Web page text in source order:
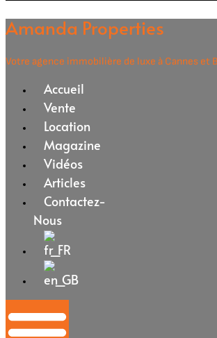
Amanda Properties
Votre agence immobilière de luxe à Cannes et
Accueil
Vente
Location
Magazine
Vidéos
Articles
Contactez-
Nous